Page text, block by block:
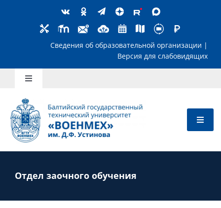
Сведения об образовательной
Toggle
Школьникам
Абитуриентам
Преподавателям
Отдел заочного обучения